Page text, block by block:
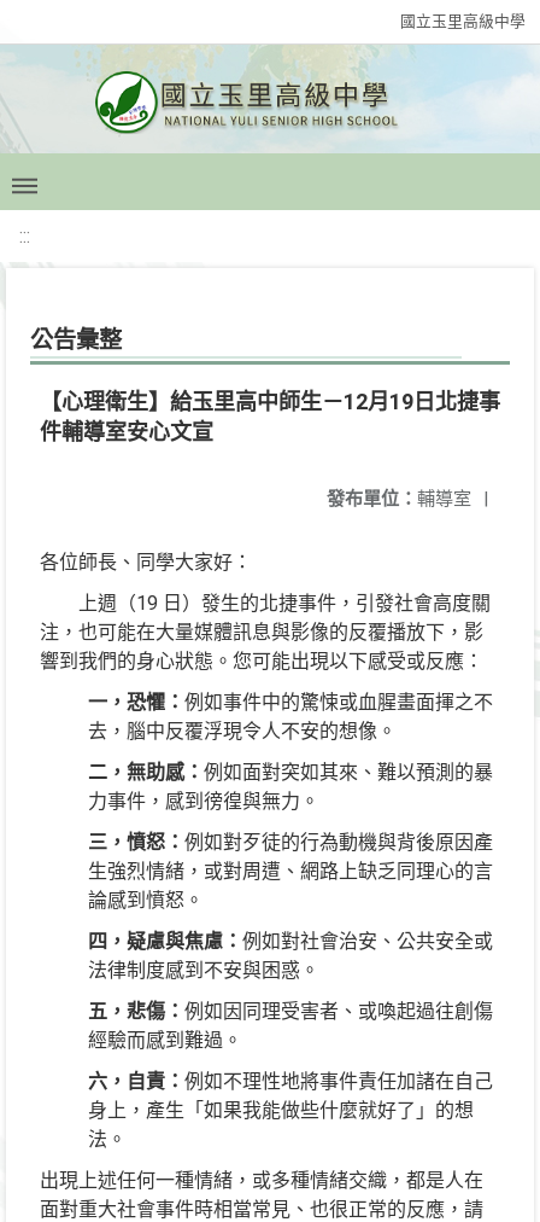
國立玉里高級中學
:::
公告彙整
【心理衛生】給玉里高中師生－12月19日北捷事
件輔導室安心文宣
發布單位： 輔導室 |
各位師長、同學大家好：
上週（19 日）發生的北捷事件，引發社會高度關
注，也可能在大量媒體訊息與影像的反覆播放下，影
響到我們的身心狀態。您可能出現以下感受或反應：
一，恐懼： 例如事件中的驚悚或血腥畫面揮之不
去，腦中反覆浮現令人不安的想像。
二，無助感： 例如面對突如其來、難以預測的暴
力事件，感到徬徨與無力。
三，憤怒： 例如對歹徒的行為動機與背後原因產
生強烈情緒，或對周遭、網路上缺乏同理心的言
論感到憤怒。
四，疑慮與焦慮： 例如對社會治安、公共安全或
法律制度感到不安與困惑。
五，悲傷： 例如因同理受害者、或喚起過往創傷
經驗而感到難過。
六，自責： 例如不理性地將事件責任加諸在自己
身上，產生「如果我能做些什麼就好了」的想
法。
出現上述任何一種情緒，或多種情緒交織，都是人在
面對重大社會事件時相當常見、也很正常的反應，請